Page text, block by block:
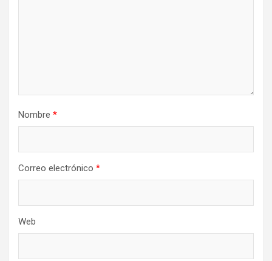
Nombre *
Correo electrónico *
Web